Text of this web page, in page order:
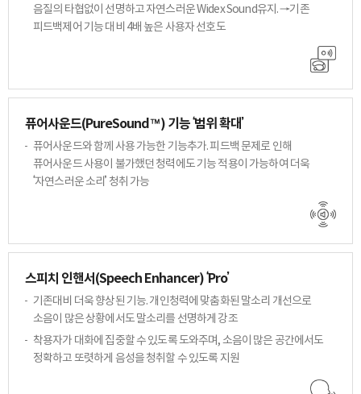
음질의 타협없이 선명하고자연스러운 Widex Sound유지.→기존
피드백제어 기능 대비 4배 높은 사용자 선호도
퓨어사운드(PureSound™) 기능‘범위 확대’
퓨어사운드와 함께 사용 가능한 기능추가.피드백 문제로 인해
퓨어사운드 사용이 불가했던청력에도 기능 적용이 가능하여 더욱
‘자연스러운 소리’ 청취 가능
스피치 인핸서(Speech Enhancer) ‘Pro’
기존대비 더욱 향상된 기능. 개인청력에 맞춤화된 말소리 개선으로
소음이 많은 상황에서도 말소리를 선명하게 강조
착용자가 대화에 집중할 수 있도록 도와주며, 소음이 많은 공간에서도
정확하고 또렷하게 음성을 청취할 수 있도록 지원
바로 예약하기
이름